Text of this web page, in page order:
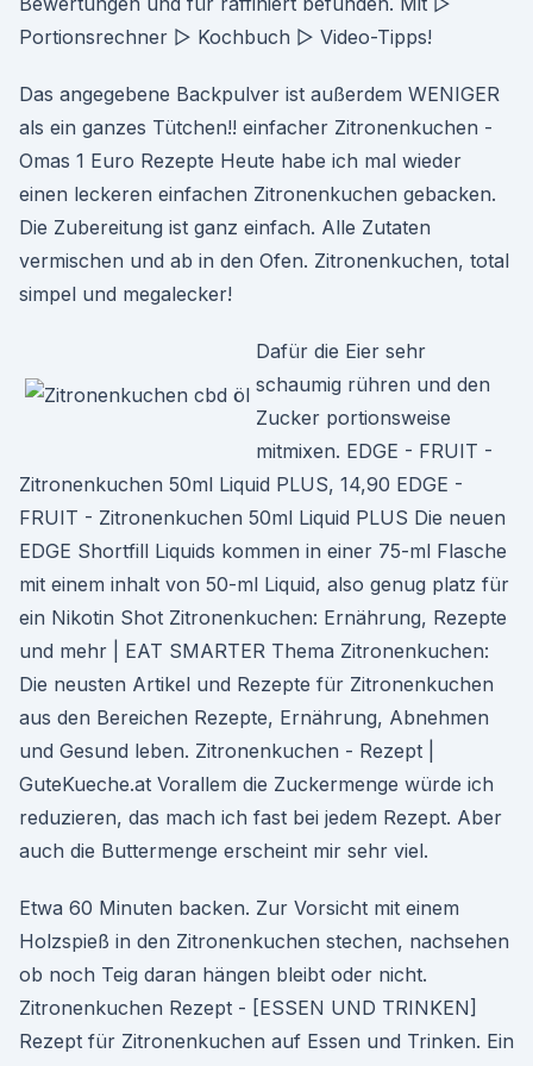
Portionsrechner ▻ Kochbuch ▻ Video-Tipps!
Das angegebene Backpulver ist außerdem WENIGER
als ein ganzes Tütchen!! einfacher Zitronenkuchen -
Omas 1 Euro Rezepte Heute habe ich mal wieder
einen leckeren einfachen Zitronenkuchen gebacken.
Die Zubereitung ist ganz einfach. Alle Zutaten
vermischen und ab in den Ofen. Zitronenkuchen, total
simpel und megalecker!
Dafür die Eier sehr
schaumig rühren und den
Zucker portionsweise
mitmixen. EDGE - FRUIT -
Zitronenkuchen 50ml Liquid PLUS, 14,90 EDGE -
FRUIT - Zitronenkuchen 50ml Liquid PLUS Die neuen
EDGE Shortfill Liquids kommen in einer 75-ml Flasche
mit einem inhalt von 50-ml Liquid, also genug platz für
ein Nikotin Shot Zitronenkuchen: Ernährung, Rezepte
und mehr | EAT SMARTER Thema Zitronenkuchen:
Die neusten Artikel und Rezepte für Zitronenkuchen
aus den Bereichen Rezepte, Ernährung, Abnehmen
und Gesund leben. Zitronenkuchen - Rezept |
GuteKueche.at Vorallem die Zuckermenge würde ich
reduzieren, das mach ich fast bei jedem Rezept. Aber
auch die Buttermenge erscheint mir sehr viel.
Etwa 60 Minuten backen. Zur Vorsicht mit einem
Holzspieß in den Zitronenkuchen stechen, nachsehen
ob noch Teig daran hängen bleibt oder nicht.
Zitronenkuchen Rezept - [ESSEN UND TRINKEN]
Rezept für Zitronenkuchen auf Essen und Trinken. Ein